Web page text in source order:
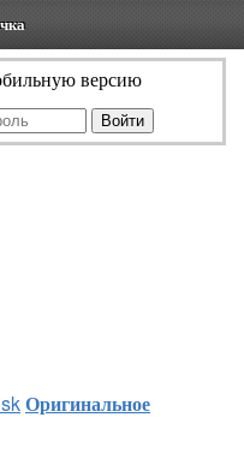
версию
Оригинальное